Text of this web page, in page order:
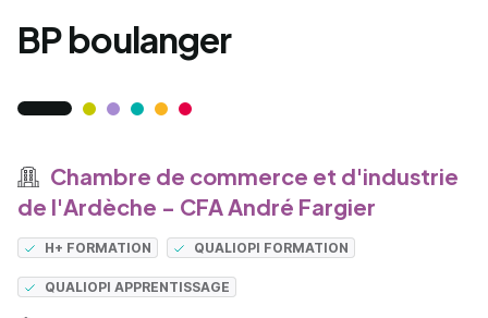
BP boulanger
Chambre de commerce et d'industrie
de l'Ardèche - CFA André Fargier
H+ FORMATION QUALIOPI FORMATION
QUALIOPI APPRENTISSAGE